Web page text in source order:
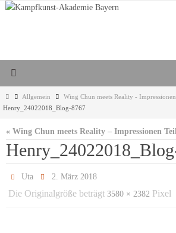
Zum
StartAllgemein
Wing Chun meets Reality -
Henry_24022018_Blog-8767
« Wing Chun meets Reality – Impressionen
Uta 2. März 2018
Die Originalgröße beträgt 3580 × 2382 Pixel